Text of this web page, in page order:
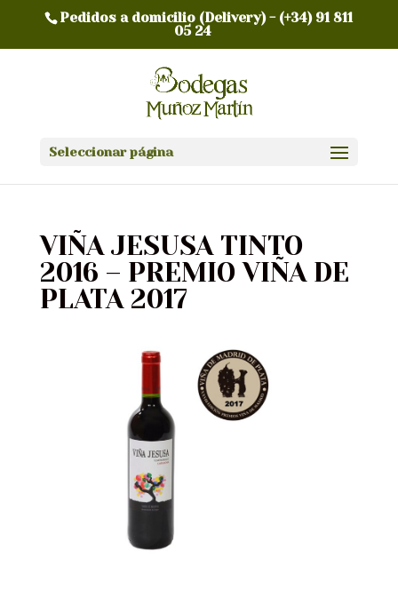
Pedidos a domicilio (Delivery) - (+34) 91 811
05 24
Seleccionar página
VIÑA JESUSA TINTO
2016 – PREMIO VIÑA DE
PLATA 2017